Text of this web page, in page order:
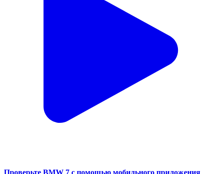
Проверьте BMW 7 с помощью мобильного приложения